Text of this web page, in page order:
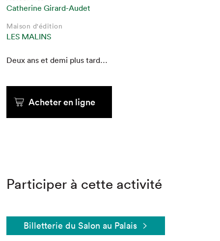
Catherine Girard-Audet
Maison d'édition
LES MALINS
Deux ans et demi plus tard…
Acheter en ligne
Participer à cette activité
Billetterie du Salon au Palais